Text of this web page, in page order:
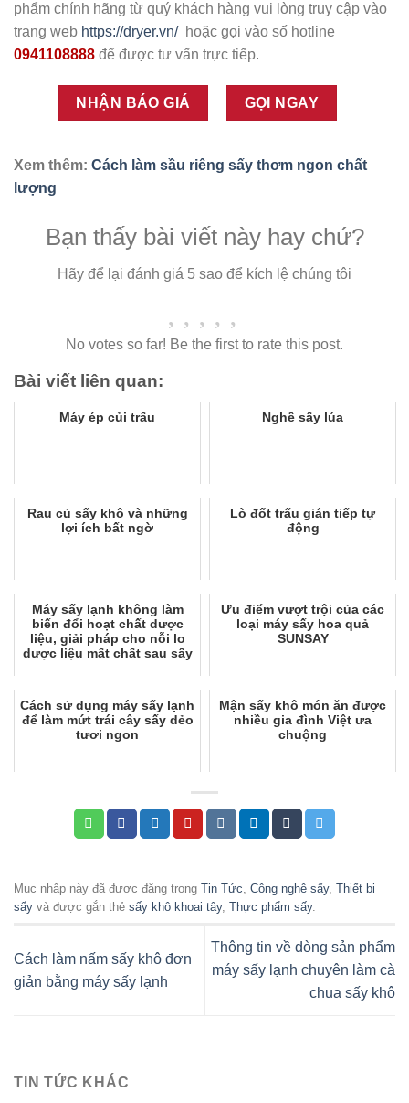
phẩm chính hãng từ quý khách hàng vui lòng truy cập vào
trang web https://dryer.vn/hoặc gọi vào số hotline
0941108888 để được tư vấn trực tiếp.
NHẬN BÁO GIÁ GỌI NGAY
Xem thêm: Cách làm sầu riêng sấy thơm ngon chất
lượng
Bạn thấy bài viết này hay chứ?
Hãy để lại đánh giá 5 sao để kích lệ chúng tôi
No votes so far! Be the first to rate this post.
Bài viết liên quan:
Máy ép củi trấu Nghề sấy lúa
Rau củ sấy khô và những
lợi ích bất ngờ
Lò đốt trấu gián tiếp tự
động
Máy sấy lạnh không làm
biến đổi hoạt chất dược
liệu, giải pháp cho nỗi lo
dược liệu mất chất sau sấy
Ưu điểm vượt trội của các
loại máy sấy hoa quả
SUNSAY
Cách sử dụng máy sấy lạnh
để làm mứt trái cây sấy dẻo
tươi ngon
Mận sấy khô món ăn được
nhiều gia đình Việt ưa
chuộng
Mục nhập này đã được đăng trong Tin Tức Công nghệ sấy, Thiết bị
sấy và được gắn thẻ sấy khô khoai tây, Thực phẩm sấy.
Cách làm nấm sấy khô đơn
giản bằng máy sấy lạnh
Thông tin về dòng sản phẩm
máy sấy lạnh chuyên làm cà
chua sấy khô
TIN TỨC KHÁC